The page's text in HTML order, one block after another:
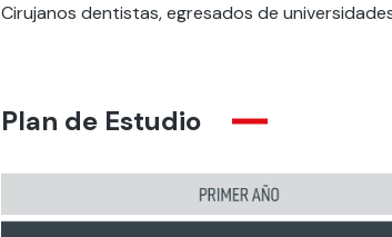
Cirujanos dentistas, egresados de
Plan de Estudio